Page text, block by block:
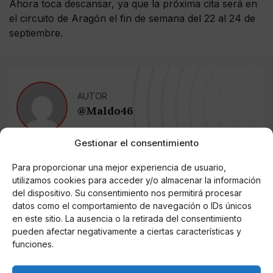
Gestionar el consentimiento
Para proporcionar una mejor experiencia de usuario,
utilizamos cookies para acceder y/o almacenar la información
del dispositivo. Su consentimiento nos permitirá procesar
datos como el comportamiento de navegación o IDs únicos
en este sitio. La ausencia o la retirada del consentimiento
pueden afectar negativamente a ciertas características y
funciones.
Ahora toca descansar, ya que la próxima cita será en
el circuito de Aragón el fin de semana del 22 al 24 de
septiembre.
AUTOR
@Maldo46
Noticias relacionadas
Online Casino
Mejores Cripto Casinos Online en
Colombia 2025: Bitcoin Casinos
Criptomonedas en Argentina 2025